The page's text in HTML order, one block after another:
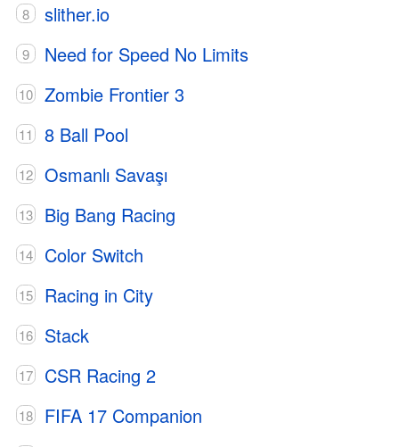
slither.io
Need for Speed No Limits
Zombie Frontier 3
8 Ball Pool
Osmanlı Savaşı
Big Bang Racing
Color Switch
Racing in City
Stack
CSR Racing 2
FIFA 17 Companion